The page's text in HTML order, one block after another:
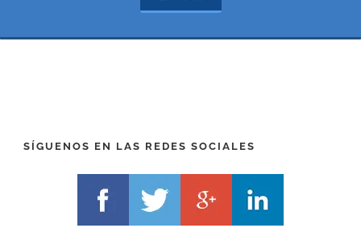
SÍGUENOS EN LAS REDES SOCIALES